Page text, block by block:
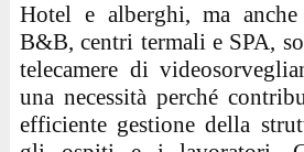
Hotel e alberghi, ma
B&B, centri termali e SPA,
telecamere di
una necessità perché
efficiente gestione della